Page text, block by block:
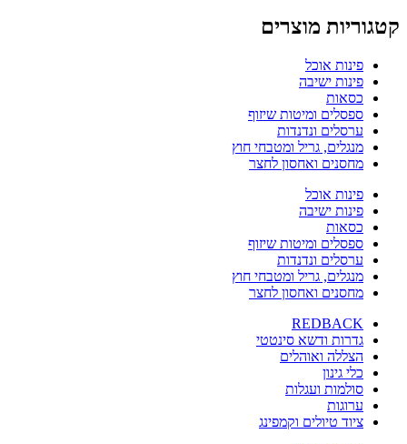
קטגוריות מוצרים
פינות אוכל
פינות ישיבה
כסאות
ספסלים ומיטות שיזוף
ערסלים ונדנדות
מנגלים, גריל ומטבחי חוץ
מחסנים ואחסון לחצר
פינות אוכל
פינות ישיבה
כסאות
ספסלים ומיטות שיזוף
ערסלים ונדנדות
מנגלים, גריל ומטבחי חוץ
מחסנים ואחסון לחצר
REDBACK
גדרות ודשא סינטטי
הצללה ואוהלים
כלי גינון
סולמות ועגלות
ערוגות
ציוד טיולים וקמפינג